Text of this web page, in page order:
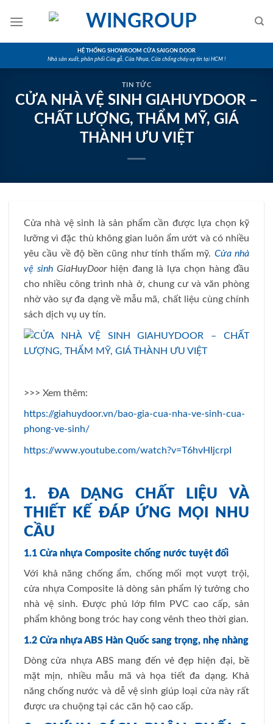
HỆ THỐNG SHOWROOM CỬA SAIGON DOOR
Nhà sản xuất, phân phối Cửa gỗ, Cửa Nhựa, Cửa chống cháy uy tín tại HCM !
TIN TỨC
CỬA NHÀ VỆ SINH GIAHUYDOOR –
CHẤT LƯỢNG, THẨM MỸ, GIÁ
THÀNH ƯU VIỆT
Cửa nhà vệ sinh là sản phẩm cần được lựa chọn kỹ
lưỡng vì đặc thù không gian luôn ẩm ướt và có nhiều
yêu cầu về độ bền cũng như tính thẩm mỹ. Cửa nhà
vệ sinhGiaHuyDoorhiện đang là lựa chọn hàng đầu
cho nhiều công trình nhà ở, chung cư và văn phòng
nhờ vào sự đa dạng về mẫu mã, chất liệu cùng chính
sách dịch vụ uy tín.
>>> Xem thêm:
https://giahuydoor.vn/bao-gia-cua-nha-ve-sinh-cua-
phong-ve-sinh/
https://www.youtube.com/watch?v=T6hvHIjcrpI
1. ĐA DẠNG CHẤT LIỆU VÀ
THIẾT KẾ ĐÁP ỨNG MỌI NHU
CẦU
1.1 Cửa nhựa Composite chống nước tuyệt đối
Với khả năng chống ẩm, chống mối mọt vượt trội,
cửa nhựa Composite là dòng sản phẩm lý tưởng cho
nhà vệ sinh. Được phủ lớp film PVC cao cấp, sản
phẩm không bong tróc hay cong vênh theo thời gian.
1.2 Cửa nhựa ABS Hàn Quốc sang trọng, nhẹ nhàng
Dòng cửa nhựa ABS mang đến vẻ đẹp hiện đại, bề
mặt mịn, nhiều mẫu mã và họa tiết đa dạng. Khả
năng chống nước và dễ vệ sinh giúp loại cửa này rất
được ưa chuộng tại các căn hộ cao cấp.